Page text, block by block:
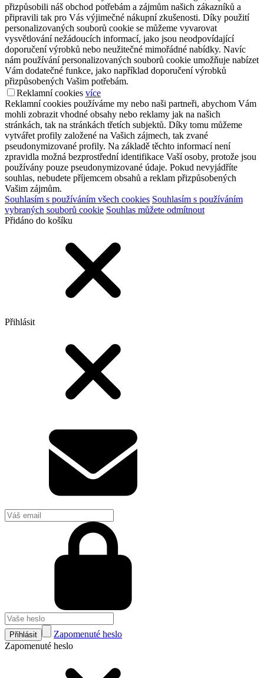
přizpůsobili náš obchod potřebám a zájmům našich zákazníků a
připravili tak pro Vás výjimečné nákupní zkušenosti. Díky použití
personalizovaných souborů cookie se můžeme vyvarovat
vysvětlování nežádoucích informací, jako jsou neodpovídající
doporučení výrobků nebo neužitečné mimořádné nabídky. Navíc
nám používání personalizovaných souborů cookie umožňuje nabízet
Vám dodatečné funkce, jako například doporučení výrobků
přizpůsobených Vašim potřebám.
Reklamní cookies více
Reklamní cookies používáme my nebo naši partneři, abychom Vám
mohli zobrazit vhodné obsahy nebo reklamy jak na našich
stránkách, tak na stránkách třetích subjektů. Díky tomu můžeme
vytvářet profily založené na Vašich zájmech, tak zvané
pseudonymizované profily. Na základě těchto informací není
zpravidla možná bezprostřední identifikace Vaší osoby, protože jsou
používány pouze pseudonymizované údaje. Pokud nevyjádříte
souhlas, nebudete příjemcem obsahů a reklam přizpůsobených
Vašim zájmům.
Souhlasím s používáním všech cookies Souhlasím s používáním
vybraných souborů cookie Souhlas můžete odmítnout
Přidáno do košíku
Přihlásit
Přihlásit
Zapomenuté heslo
Zapomenuté heslo